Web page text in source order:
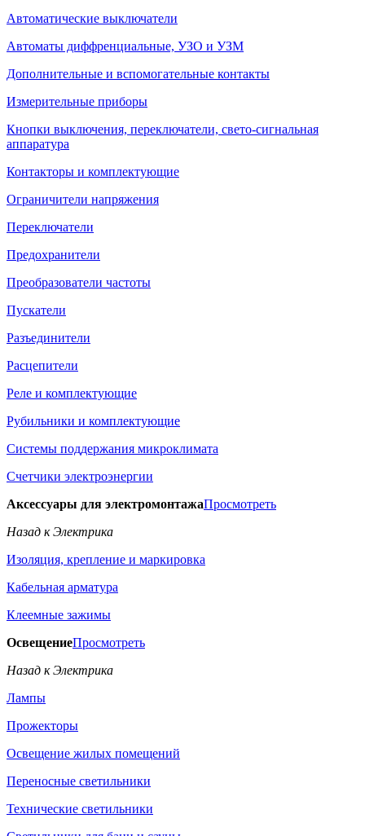
Автоматические выключатели
Автоматы диффренциальные, УЗО и УЗМ
Дополнительные и вспомогательные контакты
Измерительные приборы
Кнопки выключения, переключатели, свето-сигнальная
аппаратура
Контакторы и комплектующие
Ограничители напряжения
Переключатели
Предохранители
Преобразователи частоты
Пускатели
Разъединители
Расцепители
Реле и комплектующие
Рубильники и комплектующие
Системы поддержания микроклимата
Счетчики электроэнергии
Аксессуары для электромонтажаПросмотреть
Назад к Электрика
Изоляция, крепление и маркировка
Кабельная арматура
Клеемные зажимы
ОсвещениеПросмотреть
Назад к Электрика
Лампы
Прожекторы
Освещение жилых помещений
Переносные светильники
Технические светильники